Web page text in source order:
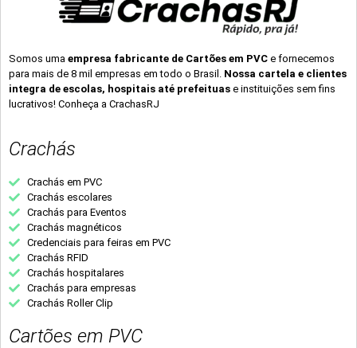
Somos uma empresa fabricante de Cartões em PVC e fornecemos
para mais de 8 mil empresas em todo o Brasil. Nossa cartela e clientes
integra de escolas, hospitais até prefeituas e instituições sem fins
lucrativos! Conheça a CrachasRJ
Crachás
Crachás em PVC
Crachás escolares
Crachás para Eventos
Crachás magnéticos
Credenciais para feiras em PVC
Crachás RFID
Crachás hospitalares
Crachás para empresas
Crachás Roller Clip
Cartões em PVC